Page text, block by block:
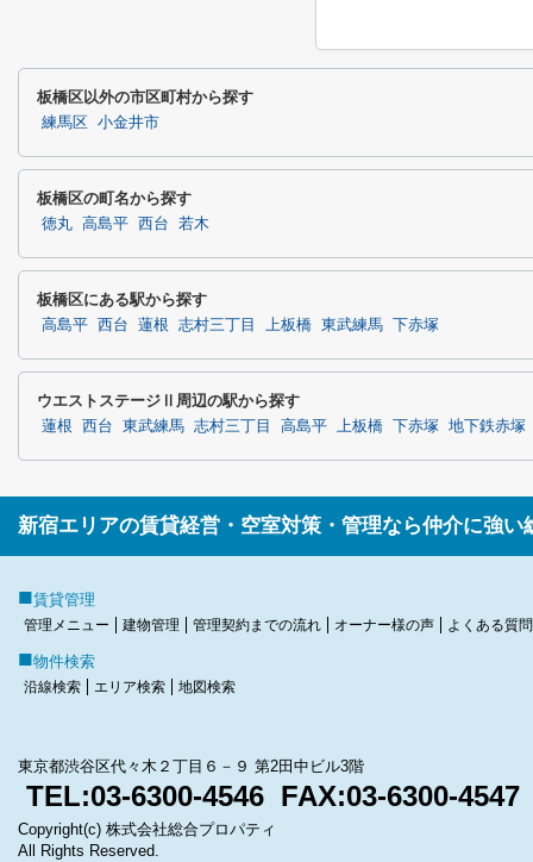
板橋区以外の市区町村から探す
練馬区 小金井市
板橋区の町名から探す
徳丸 高島平 西台 若木
板橋区にある駅から探す
高島平 西台 蓮根 志村三丁目 上板橋 東武練馬 下赤塚
ウエストステージⅡ周辺の駅から探す
蓮根 西台 東武練馬 志村三丁目 高島平 上板橋 下赤塚 地下鉄赤塚
新宿エリアの賃貸経営・空室対策・管理なら仲介に強
■賃貸管理
管理メニュー 建物管理 管理契約までの流れ オーナー様の声 よくある質問
■物件検索
沿線検索 エリア検索 地図検索
東京都渋谷区代々木２丁目６－９ 第2田中ビル3階
TEL:03-6300-4546 FAX:03-6300-4547
Copyright(c) 株式会社総合プロパティ
All Rights Reserved.